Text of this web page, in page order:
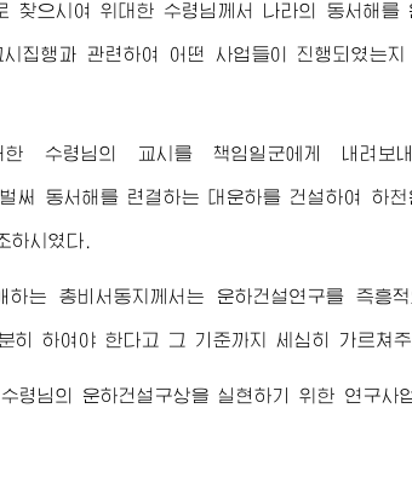
찾으시여 위대한 수령님께서 나라의 동서해를
집행과 관련하여 어떤 사업들이 진행되였는
한 수령님의 교시를 책임일군에게 내려보
써 동서해를 련결하는 대운하를 건설하여 하천
시였다.
하는 총비서동지께서는 운하건설연구를 즉흥
하여야 한다고 그 기준까지 세심히 가르쳐주
수령님 의 운하건설구상을 실현하기 위한 연구사